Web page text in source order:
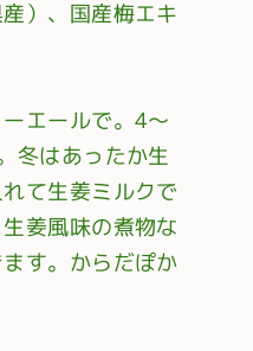
）、国産梅エキ
エールで。4〜
冬はあったか生
て生姜ミルクで
姜風味の煮物な
す。からだぽか